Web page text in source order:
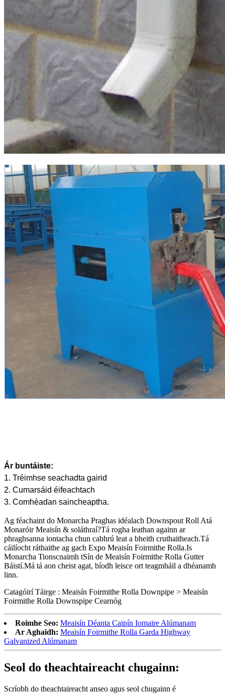
Ár buntáiste:
1. Tréimhse seachadta gairid
2. Cumarsáid éifeachtach
3. Comhéadan saincheaptha.
Ag féachaint do Monarcha Praghas idéalach Downspout Roll Atá
Monaróir Meaisín & soláthraí?Tá rogha leathan againn ar
phraghsanna iontacha chun cabhrú leat a bheith cruthaitheach.Tá
cáilíocht ráthaithe ag gach Expo Meaisín Foirmithe Rolla.Is
Monarcha Tionscnaimh tSín de Meaisín Foirmithe Rolla Gutter
Báistí.Má tá aon cheist agat, bíodh leisce ort teagmháil a dhéanamh
linn.
Catagóirí Táirge : Meaisín Foirmithe Rolla Downpipe > Meaisín
Foirmithe Rolla Downspipe Cearnóg
Roimhe Seo: Meaisín Déanta Caipín Iomaire Alúmanam
Ar Aghaidh: Meaisín Foirmithe Rolla Garda Highway
Galvanized Alúmanam
Seol do theachtaireacht chugainn:
Scríobh do theachtaireacht anseo agus seol chugainn é